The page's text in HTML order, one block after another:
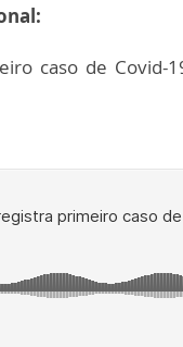
caso de Covid-